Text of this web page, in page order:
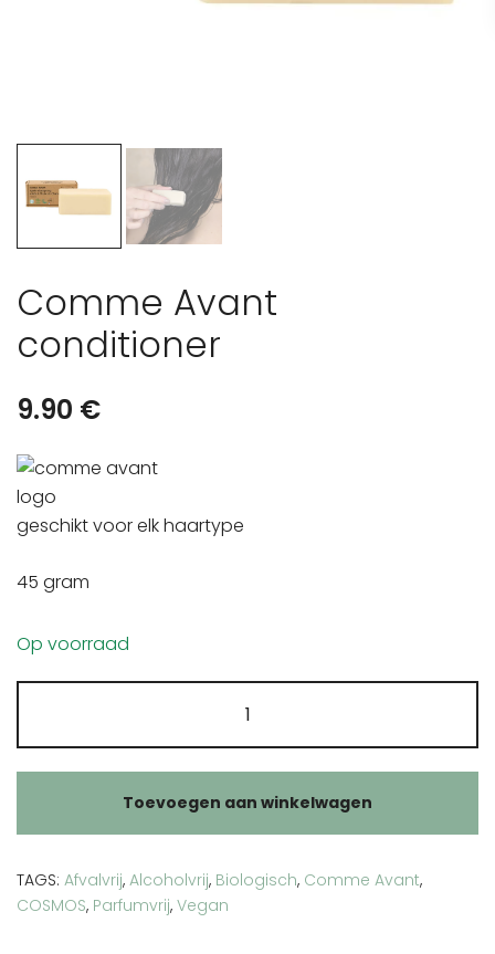
Comme Avant
conditioner
9.90 €
geschikt voor elk haartype
45 gram
Op voorraad
Avant
conditioner
Toevoegen aan winkelwagen
TAGS: Afvalvrij, Alcoholvrij, Biologisch, Comme Avant,
COSMOS, Parfumvrij, Vegan